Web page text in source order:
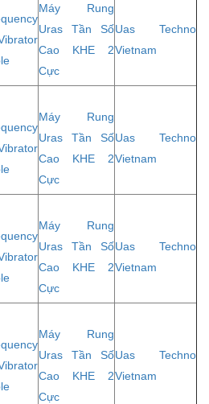
Máy Rung
Uras Tần Số
Cao KHE 2
Cực
Uas Techno
Vietnam
Máy Rung
Uras Tần Số
Cao KHE 2
Cực
Uas Techno
Vietnam
Máy Rung
Uras Tần Số
Cao KHE 2
Cực
Uas Techno
Vietnam
Máy Rung
Uras Tần Số
Cao KHE 2
Cực
Uas Techno
Vietnam